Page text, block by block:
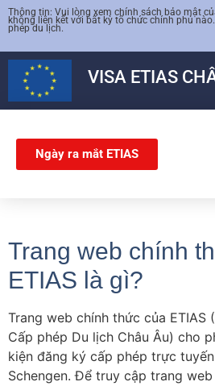
Thông tin: Vui lòng xem chính sách bảo mật
không liên kết với bất kỳ tổ chức chính phủ
phép du lịch.
VISA ETIAS
Ngày ra mắt ETIAS
Trang web chính
ETIAS là gì?
Trang web chính thức của ETIAS
Cấp phép Du lịch Châu Âu) cho
kiện đăng ký cấp phép trực
Schengen. Để truy cập trang